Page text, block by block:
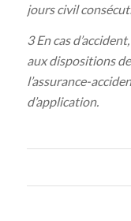
jours civil
3 En cas
aux dispositions
l’assurance-
d’application.